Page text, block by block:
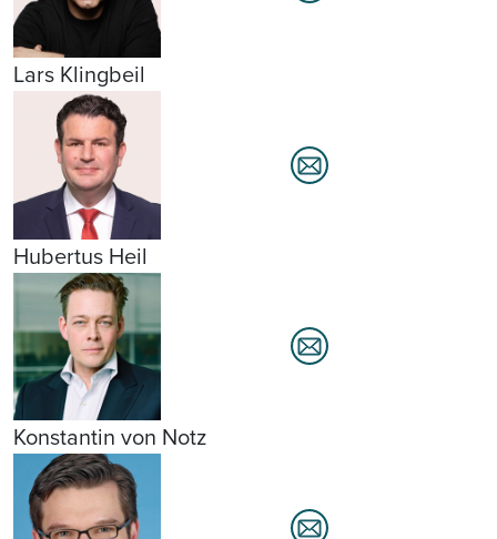
Lars Klingbeil
Hubertus Heil
Konstantin von Notz